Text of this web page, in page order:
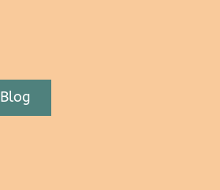
Blog